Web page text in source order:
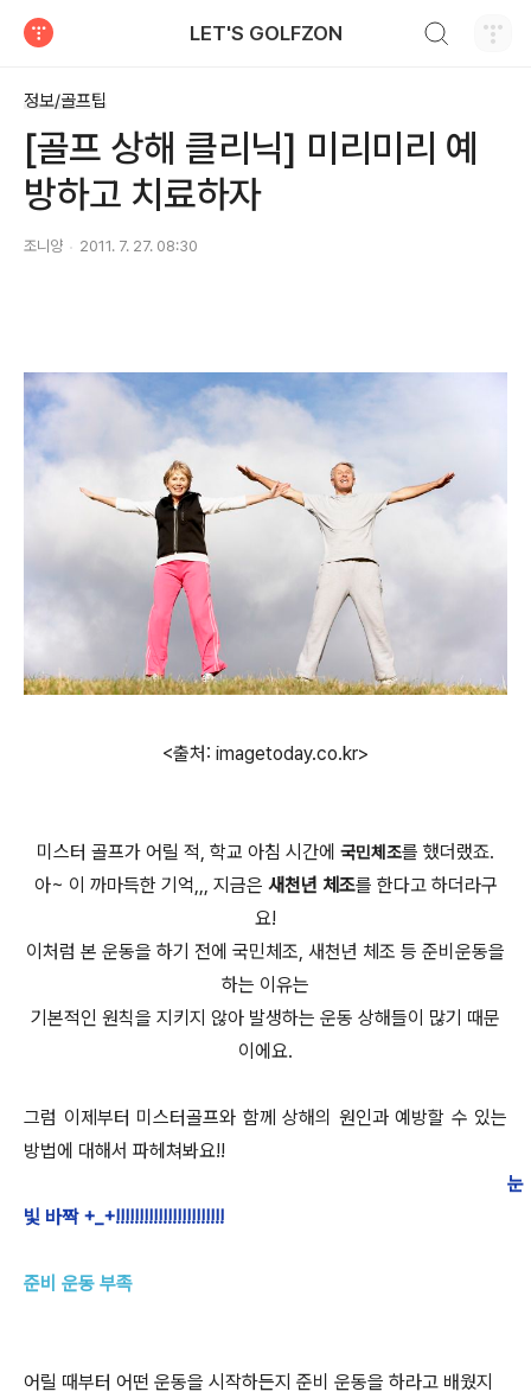
LET'S GOLFZON
정보/골프팁
[골프 상해 클리닉] 미리미리 예
방하고 치료하자
조니양 2011. 7. 27. 08:30
<출처: imagetoday.co.kr>
미스터 골프가 어릴 적, 학교 아침 시간에 국민체조를 했더랬죠.
아~ 이 까마득한 기억,,, 지금은 새천년 체조를 한다고 하더라구
요!
이처럼 본 운동을 하기 전에 국민체조, 새천년 체조 등 준비운동을
하는 이유는
기본적인 원칙을 지키지 않아 발생하는 운동 상해들이 많기 때문
이에요.
그럼 이제부터 미스터골프와 함께 상해의 원인과 예방할 수 있는
방법에 대해서 파헤쳐봐요!!
눈
빛 바짝 +_+!!!!!!!!!!!!!!!!!!!!!!!
준비 운동 부족
어릴 때부터 어떤 운동을 시작하든지 준비 운동을 하라고 배웠지